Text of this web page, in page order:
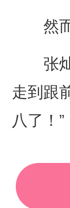
然而
张灿
走到跟
八了！”